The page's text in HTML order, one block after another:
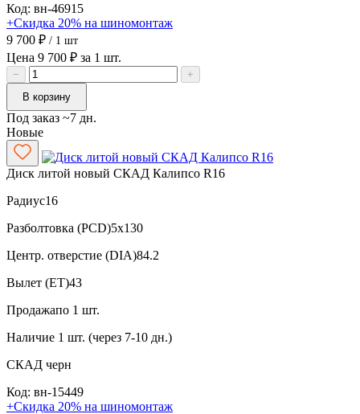
Код: вн-46915
+Скидка 20% на шиномонтаж
9 700 ₽ / 1 шт
Цена 9 700 ₽ за 1 шт.
−
+
В корзину
Под заказ ~7 дн.
Новые
Диск литой новый СКАД Калипсо R16
Радиус16
Разболтовка (PCD)5x130
Центр. отверстие (DIA)84.2
Вылет (ET)43
Продажапо 1 шт.
Наличие 1 шт. (через 7-10 дн.)
СКАД черн
Код: вн-15449
+Скидка 20% на шиномонтаж